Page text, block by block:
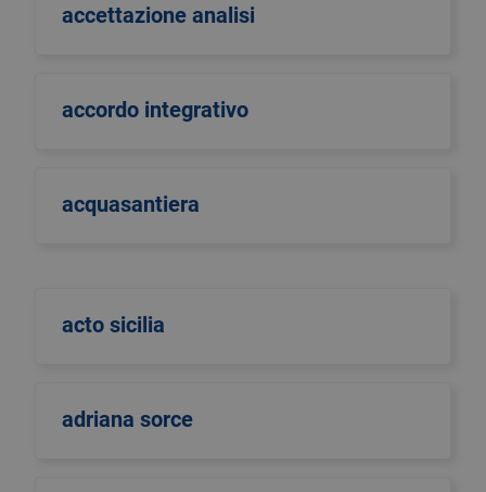
accettazione analisi
accordo integrativo
acquasantiera
acto sicilia
adriana sorce